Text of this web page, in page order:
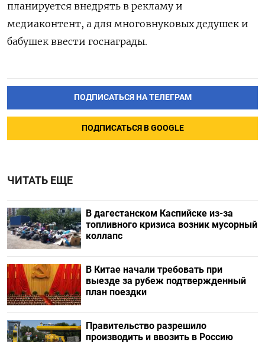
планируется внедрять в рекламу и
медиаконтент, а для многовнуковых дедушек и
бабушек ввести госнаграды.
ПОДПИСАТЬСЯ НА ТЕЛЕГРАМ
ПОДПИСАТЬСЯ В GOOGLE
ЧИТАТЬ ЕЩЕ
В дагестанском Каспийске из-за
топливного кризиса возник мусорный
коллапс
В Китае начали требовать при
выезде за рубеж подтвержденный
план поездки
Правительство разрешило
производить и ввозить в Россию